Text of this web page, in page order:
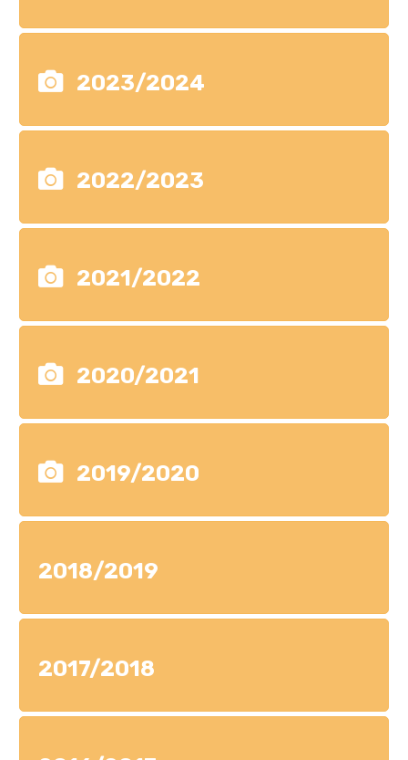
2023/2024
2022/2023
2021/2022
2020/2021
2019/2020
2018/2019
2017/2018